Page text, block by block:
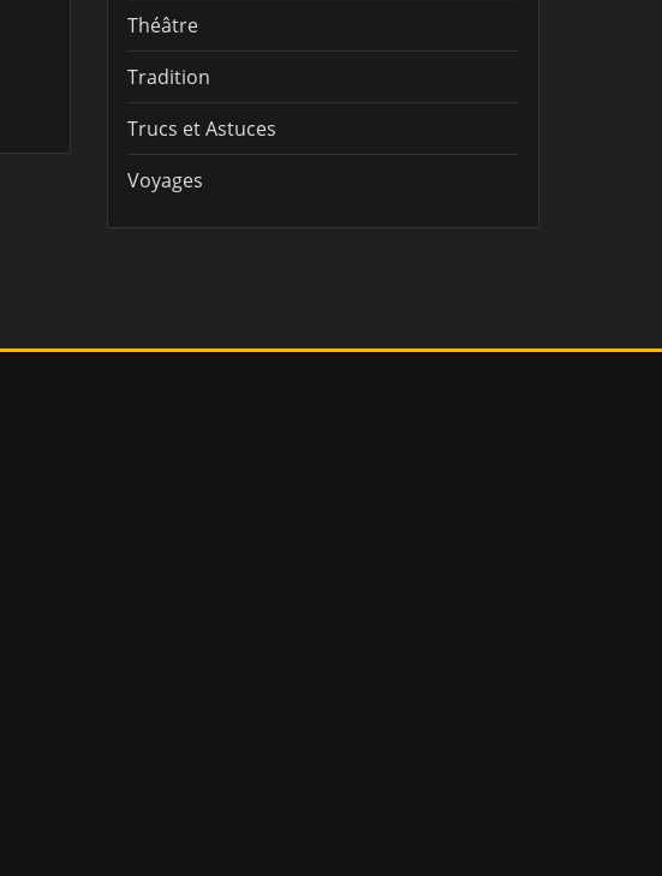
Théâtre
Tradition
Trucs et Astuces
Voyages